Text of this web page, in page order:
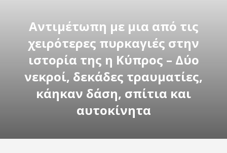
Αντιμέτωπη με μια από τις
χειρότερες πυρκαγιές στην
ιστορία της η Κύπρος – Δύο
νεκροί, δεκάδες τραυματίες,
κάηκαν δάση, σπίτια και
αυτοκίνητα